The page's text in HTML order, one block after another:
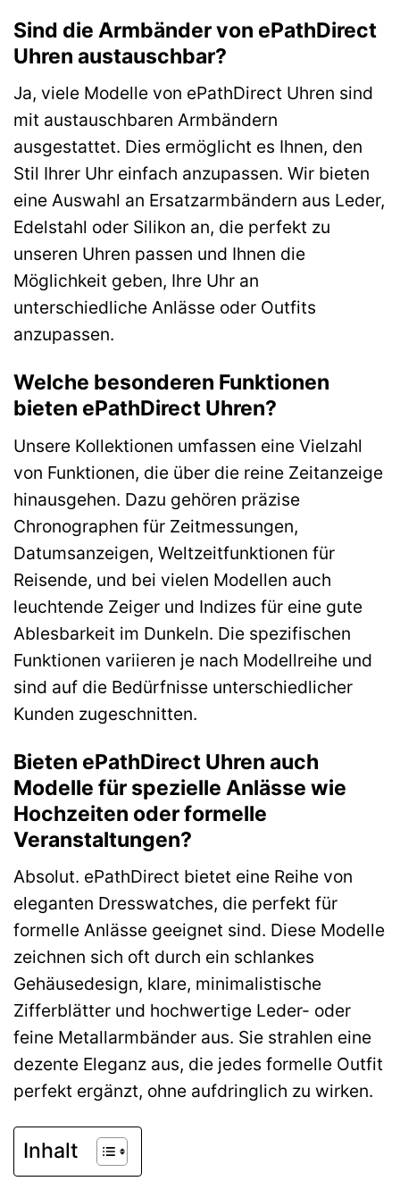
Sind die Armbänder von ePathDirect
Uhren austauschbar?
Ja, viele Modelle von ePathDirect Uhren sind
mit austauschbaren Armbändern
ausgestattet. Dies ermöglicht es Ihnen, den
Stil Ihrer Uhr einfach anzupassen. Wir bieten
eine Auswahl an Ersatzarmbändern aus Leder,
Edelstahl oder Silikon an, die perfekt zu
unseren Uhren passen und Ihnen die
Möglichkeit geben, Ihre Uhr an
unterschiedliche Anlässe oder Outfits
anzupassen.
Welche besonderen Funktionen
bieten ePathDirect Uhren?
Unsere Kollektionen umfassen eine Vielzahl
von Funktionen, die über die reine Zeitanzeige
hinausgehen. Dazu gehören präzise
Chronographen für Zeitmessungen,
Datumsanzeigen, Weltzeitfunktionen für
Reisende, und bei vielen Modellen auch
leuchtende Zeiger und Indizes für eine gute
Ablesbarkeit im Dunkeln. Die spezifischen
Funktionen variieren je nach Modellreihe und
sind auf die Bedürfnisse unterschiedlicher
Kunden zugeschnitten.
Bieten ePathDirect Uhren auch
Modelle für spezielle Anlässe wie
Hochzeiten oder formelle
Veranstaltungen?
Absolut. ePathDirect bietet eine Reihe von
eleganten Dresswatches, die perfekt für
formelle Anlässe geeignet sind. Diese Modelle
zeichnen sich oft durch ein schlankes
Gehäusedesign, klare, minimalistische
Zifferblätter und hochwertige Leder- oder
feine Metallarmbänder aus. Sie strahlen eine
dezente Eleganz aus, die jedes formelle Outfit
perfekt ergänzt, ohne aufdringlich zu wirken.
Inhalt